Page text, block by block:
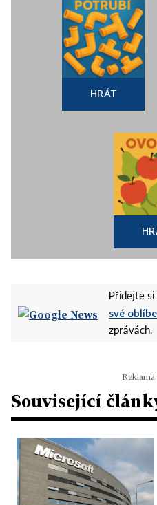
HRÁT
Přidejte
své
zprávách.
Související